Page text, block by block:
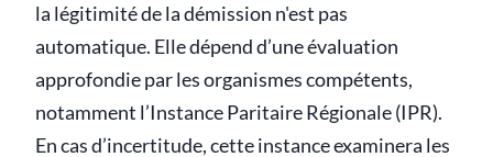
la légitimité de la démission n'est pas
automatique. Elle dépend d’une évaluation
approfondie par les organismes compétents,
notamment l’Instance Paritaire Régionale (IPR).
En cas d’incertitude, cette instance examinera les